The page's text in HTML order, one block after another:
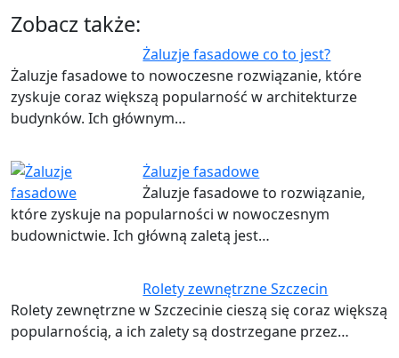
Zobacz także:
Żaluzje fasadowe co to jest?
Żaluzje fasadowe to nowoczesne rozwiązanie, które
zyskuje coraz większą popularność w architekturze
budynków. Ich głównym…
Żaluzje fasadowe
Żaluzje fasadowe to rozwiązanie,
które zyskuje na popularności w nowoczesnym
budownictwie. Ich główną zaletą jest…
Rolety zewnętrzne Szczecin
Rolety zewnętrzne w Szczecinie cieszą się coraz większą
popularnością, a ich zalety są dostrzegane przez…